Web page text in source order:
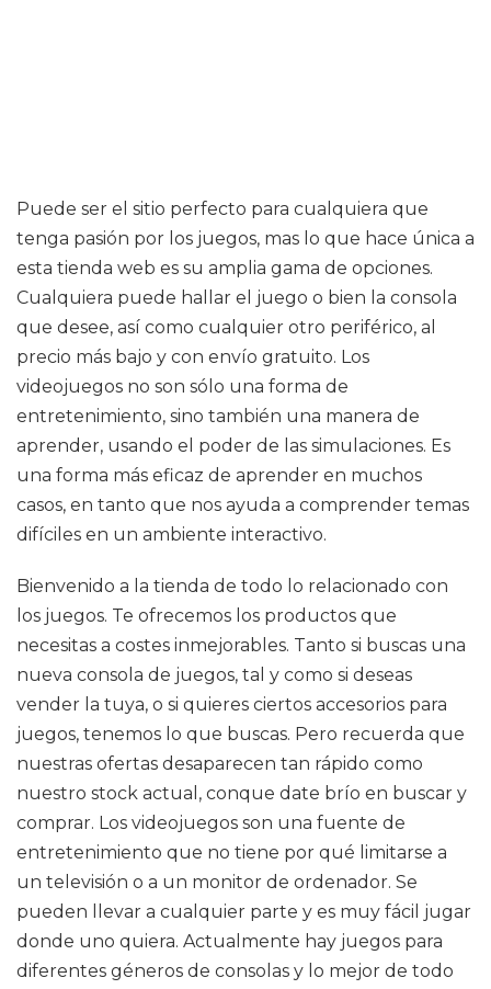
Puede ser el sitio perfecto para cualquiera que
tenga pasión por los juegos, mas lo que hace única a
esta tienda web es su amplia gama de opciones.
Cualquiera puede hallar el juego o bien la consola
que desee, así como cualquier otro periférico, al
precio más bajo y con envío gratuito. Los
videojuegos no son sólo una forma de
entretenimiento, sino también una manera de
aprender, usando el poder de las simulaciones. Es
una forma más eficaz de aprender en muchos
casos, en tanto que nos ayuda a comprender temas
difíciles en un ambiente interactivo.
Bienvenido a la tienda de todo lo relacionado con
los juegos. Te ofrecemos los productos que
necesitas a costes inmejorables. Tanto si buscas una
nueva consola de juegos, tal y como si deseas
vender la tuya, o si quieres ciertos accesorios para
juegos, tenemos lo que buscas. Pero recuerda que
nuestras ofertas desaparecen tan rápido como
nuestro stock actual, conque date brío en buscar y
comprar. Los videojuegos son una fuente de
entretenimiento que no tiene por qué limitarse a
un televisión o a un monitor de ordenador. Se
pueden llevar a cualquier parte y es muy fácil jugar
donde uno quiera. Actualmente hay juegos para
diferentes géneros de consolas y lo mejor de todo